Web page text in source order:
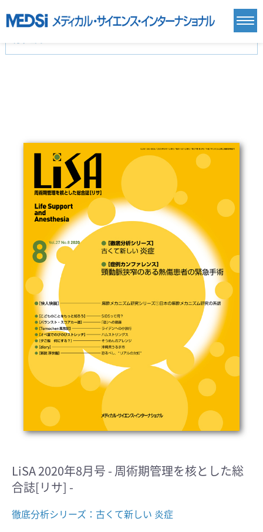
基礎医学(93)
基礎医学関連科学(80)
自然科学(25)
看護学(21)
医療技術(16)
歯科学(3)
保健・体育(1)
医学一般(91)
LiSA 2020年8月号 - 周術期管理を核とした総
合誌[リサ] -
徹底分析シリーズ：古くて新しい 炎症